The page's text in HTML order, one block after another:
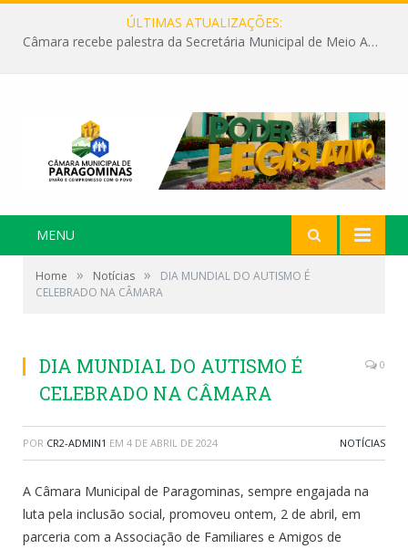
ÚLTIMAS ATUALIZAÇÕES:
Câmara recebe palestra da Secretária Municipal de Meio Ambiente sobre as ações da “SEMANA DO MEIO AMBIENTE”
MENU
Home » Notícias »
DIA MUNDIAL DO AUTISMO É
CELEBRADO NA CÂMARA
DIA MUNDIAL DO AUTISMO É
CELEBRADO NA CÂMARA
0
POR CR2-ADMIN1 EM 4 DE ABRIL DE 2024 NOTÍCIAS
A Câmara Municipal de Paragominas, sempre engajada na
luta pela inclusão social, promoveu ontem, 2 de abril, em
parceria com a Associação de Familiares e Amigos de